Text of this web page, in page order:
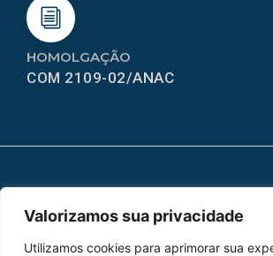
Valorizamos sua privacidade
Utilizamos cookies para aprimorar sua
HOMOLGAÇÃO
COM 2109-02/ANAC